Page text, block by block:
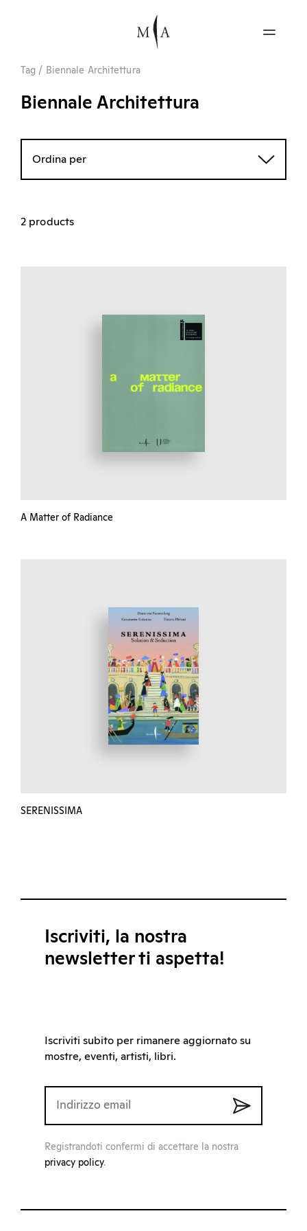
Tag / Biennale Architettura
Biennale Architettura
Ordina per
2 products
A Matter of Radiance
SERENISSIMA
Iscriviti, la nostra
newsletter ti aspetta!
Iscriviti subito per rimanere aggiornato su
mostre, eventi, artisti, libri.
Registrandoti confermi di accettare la nostra
privacy policy.